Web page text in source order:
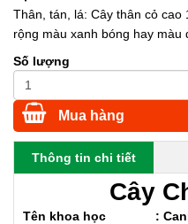
Thân, tán, lá: Cây thân cỏ cao
rộng màu xanh bóng hay màu
Số lượng
Mua hàng
Thông tin chi tiết
Cây
Tên khoa học :